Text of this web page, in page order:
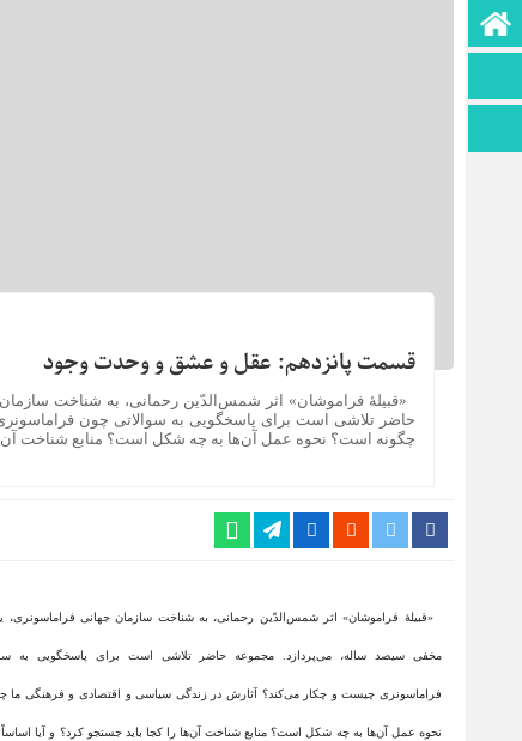
قسمت پانزدهم: عقل و عشق و وحدت وجود
«قبیلۀ فراموشان» اثر شمس‌الدّین رحمانی، به شناخت
حاضر تلاشی است برای پاسخگویی به سوالاتی چون
چگونه است؟ نحوه عمل آن‌ها به چه شکل است؟ منابع شناخت
«قبیلۀ فراموشان» اثر شمس‌الدّین رحمانی، به شناخت سازمان جهانی فراماسونری،
مخفی سیصد ساله، می‌پردازد. مجموعه حاضر تلاشی است برای پاسخگویی به
فراماسونری چیست و چکار می‌کند؟ آثارش در زندگی سیاسی و اقتصادی و فرهنگی ما
نحوه عمل آن‌ها به چه شکل است؟ منابع شناخت آن‌ها را کجا باید جستجو کرد؟ و آیا